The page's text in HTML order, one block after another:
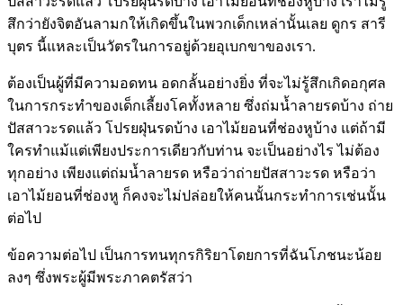
สึกว่ายังจิตอันลามกให้เกิดขึ้นในพวกเด็กเหล่านั้นเลย ดูกร สารี
บุตร นี้แหละเป็นวัตรในการอยู่ด้วยอุเบกขาของเรา.
ต้องเป็นผู้ที่มีความอดทน อดกลั้นอย่างยิ่ง ที่จะไม่รู้สึกเกิดอกุศล
ในการกระทำของเด็กเลี้ยงโคทั้งหลาย ซึ่งถ่มน้ำลายรดบ้าง ถ่าย
ปัสสาวะรดแล้ว โปรยฝุ่นรดบ้าง เอาไม้ยอนที่ช่องหูบ้าง แต่ถ้ามี
ใครทำแม้แต่เพียงประการเดียวกับท่าน จะเป็นอย่างไร ไม่ต้อง
ทุกอย่าง เพียงแต่ถ่มน้ำลายรด หรือว่าถ่ายปัสสาวะรด หรือว่า
เอาไม้ยอนที่ช่องหู ก็คงจะไม่ปล่อยให้คนนั้นกระทำการเช่นนั้น
ต่อไป
ข้อความต่อไป เป็นการทนทุกรกิริยาโดยการที่ฉันโภชนะน้อย
ลงๆ ซึ่งพระผู้มีพระภาคตรัสว่า